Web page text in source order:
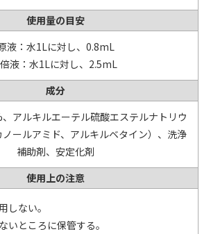
使用量の目安
液：水1Lに対し、0.8mL
液：水1Lに対し、2.5mL
成分
アルキルエーテル硫酸エステルナトリウ
ールアミド、アルキルベタイン）、洗浄
補助剤、安定化剤
使用上の注意
しない。
いところに保管する。